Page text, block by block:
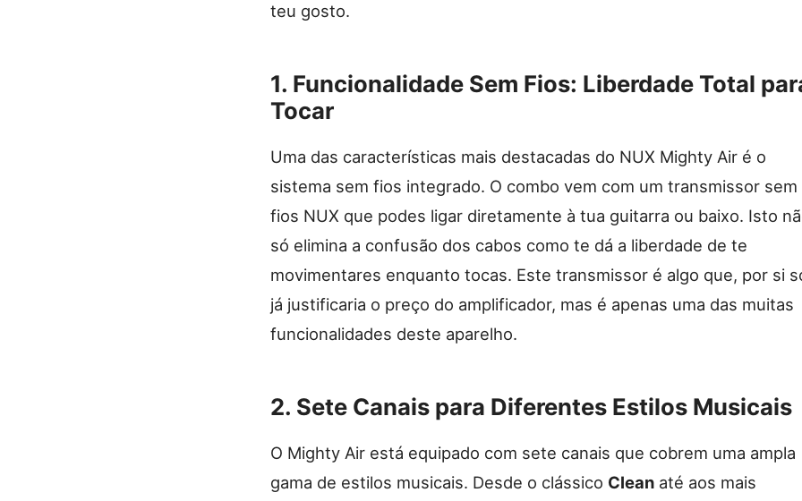
teu gosto.
1. Funcionalidade Sem Fios: Liberdade Total
Tocar
Uma das características mais destacadas do NUX Mighty Air é o
sistema sem fios integrado. O combo vem com um transmissor sem
fios NUX que podes ligar diretamente à tua guitarra ou baixo. Isto
só elimina a confusão dos cabos como te dá a liberdade de te
movimentares enquanto tocas. Este transmissor é algo que, por si
já justificaria o preço do amplificador, mas é apenas uma das muitas
funcionalidades deste aparelho.
2. Sete Canais para Diferentes Estilos Musicais
O Mighty Air está equipado com sete canais que cobrem uma ampla
gama de estilos musicais. Desde o clássico Clean até aos mais